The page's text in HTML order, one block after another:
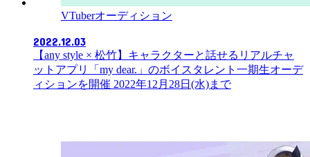
VTuberオーディション
2022.12.03
【any style × 松竹】キャラクターと話せるリアルチャ
ットアプリ「my dear.」のボイスタレント一期生オーデ
ィションを開催 2022年12月28日(水)まで